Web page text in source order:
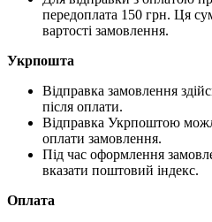
передоплата 150 грн. Ця
вартості замовлення.
Укрпошта
Відправка замовлення
після оплати.
Відправка Укрпоштою
оплати замовлення.
Під час оформлення
вказати поштовий індекс.
Оплата